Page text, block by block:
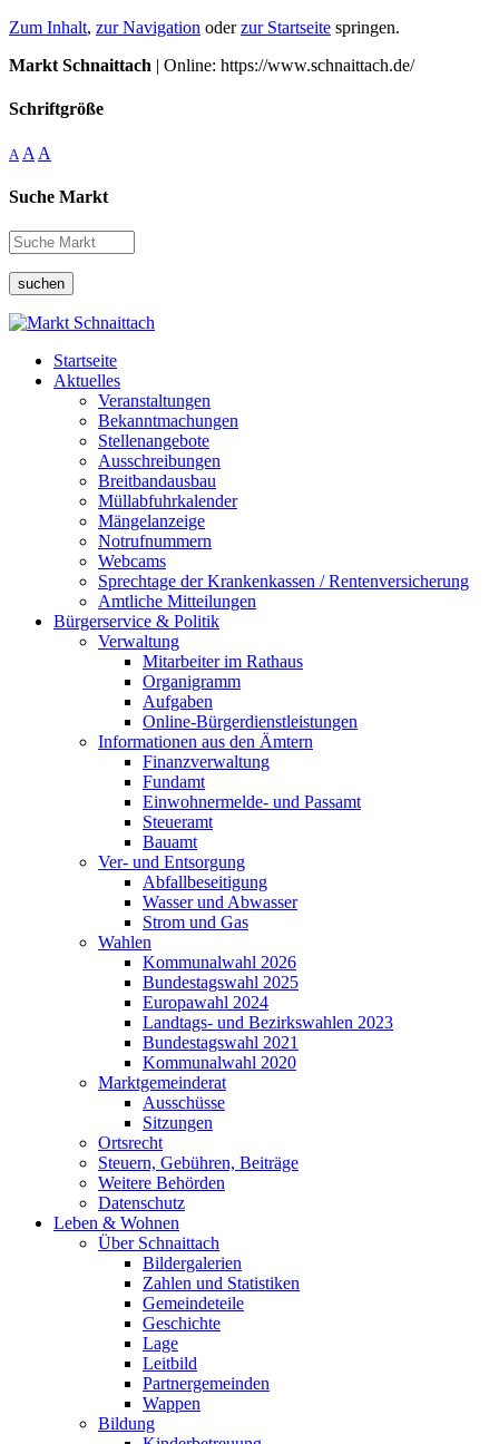
Zum Inhalt, zur Navigation oderzur Startseite springen.
Markt Schnaittach | Online: https://www.schnaittach.de/
Schriftgröße
A A A
Suche Markt
suchen
Startseite
Aktuelles
Veranstaltungen
Bekanntmachungen
Stellenangebote
Ausschreibungen
Breitbandausbau
Müllabfuhrkalender
Mängelanzeige
Notrufnummern
Webcams
Sprechtage der Krankenkassen / Rentenversicherung
Amtliche Mitteilungen
Bürgerservice & Politik
Verwaltung
Mitarbeiter im Rathaus
Organigramm
Aufgaben
Online-Bürgerdienstleistungen
Informationen aus den Ämtern
Finanzverwaltung
Fundamt
Einwohnermelde- und Passamt
Steueramt
Bauamt
Ver- und Entsorgung
Abfallbeseitigung
Wasser und Abwasser
Strom und Gas
Wahlen
Kommunalwahl 2026
Bundestagswahl 2025
Europawahl 2024
Landtags- und Bezirkswahlen 2023
Bundestagswahl 2021
Kommunalwahl 2020
Marktgemeinderat
Ausschüsse
Sitzungen
Ortsrecht
Steuern, Gebühren, Beiträge
Weitere Behörden
Datenschutz
Leben & Wohnen
Über Schnaittach
Bildergalerien
Zahlen und Statistiken
Gemeindeteile
Geschichte
Lage
Leitbild
Partnergemeinden
Wappen
Bildung